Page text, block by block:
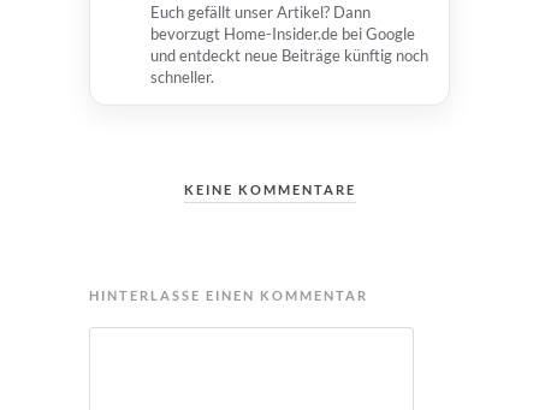
Euch gefällt unser Artikel? Dann
bevorzugt Home-Insider.de bei Google
und entdeckt neue Beiträge künftig noch
schneller.
KEINE KOMMENTARE
HINTERLASSE EINEN KOMMENTAR